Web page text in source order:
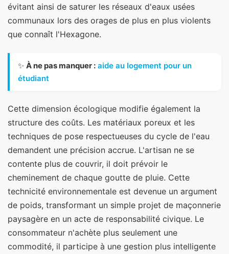
évitant ainsi de saturer les réseaux d'eaux usées
communaux lors des orages de plus en plus violents
que connaît l'Hexagone.
✨ À ne pas manquer : aide au logement pour un
étudiant
Cette dimension écologique modifie également la
structure des coûts. Les matériaux poreux et les
techniques de pose respectueuses du cycle de l'eau
demandent une précision accrue. L'artisan ne se
contente plus de couvrir, il doit prévoir le
cheminement de chaque goutte de pluie. Cette
technicité environnementale est devenue un argument
de poids, transformant un simple projet de maçonnerie
paysagère en un acte de responsabilité civique. Le
consommateur n'achète plus seulement une
commodité, il participe à une gestion plus intelligente